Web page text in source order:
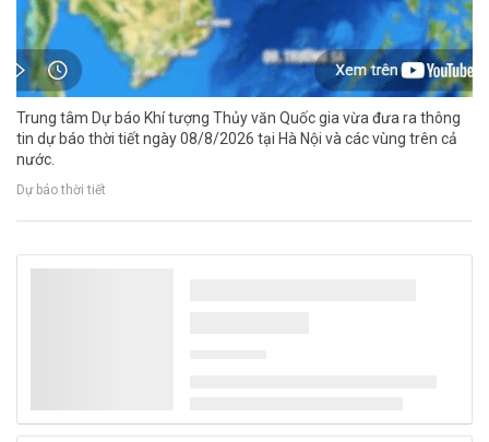
Trung tâm Dự báo Khí tượng Thủy văn Quốc gia vừa đưa ra thông
tin dự báo thời tiết ngày 08/8/2026 tại Hà Nội và các vùng trên cả
nước.
Dự báo thời tiết